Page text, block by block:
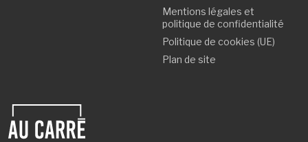
Mentions légales et
politique de confidentialité
Politique de cookies (UE)
Plan de site